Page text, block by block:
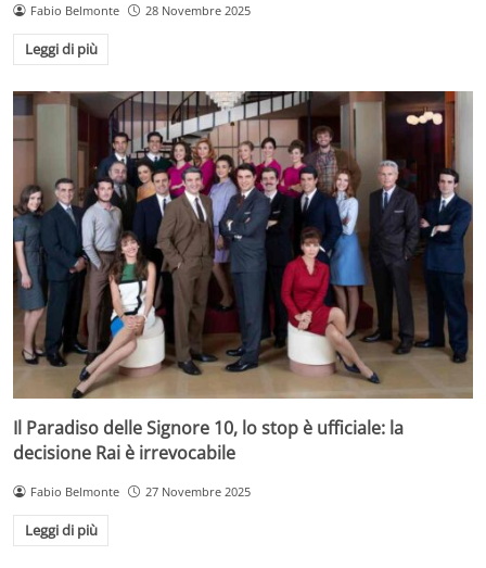
Fabio Belmonte 28 Novembre 2025
Leggi di più
Il Paradiso delle Signore 10, lo stop è ufficiale: la
decisione Rai è irrevocabile
Fabio Belmonte 27 Novembre 2025
Leggi di più